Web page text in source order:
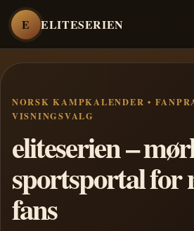
E ELITESERIEN
NORSK KAMPKALENDER •
VISNINGSVALG
eliteserien –
sportsportal for
fans